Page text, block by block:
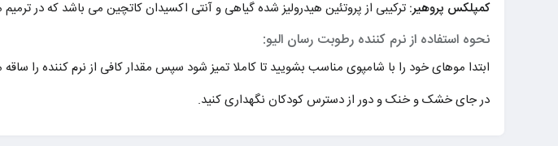
کمپلکس پروهیر: ترکیبی از پروتئین هیدرولیز شده گیاهی و آنتی اکسیدان کاتچین می باشد که در
نحوه استفاده از نرم کننده رطوبت رسان الیو:
ابتدا موهای خود را با شامپوی مناسب بشویید تا کاملا تمیز شود سپس مقدار کافی از نرم کننده را ساقه موهای خود آغشته و پس از
در جای خشک و خنک و دور از دسترس کودکان نگهداری کنید.